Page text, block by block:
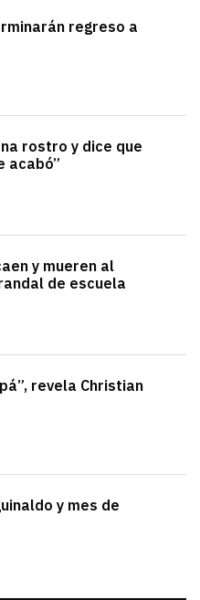
regreso a
rostro y dice que
acabó”
y mueren al
de escuela
revela Christian
y mes de